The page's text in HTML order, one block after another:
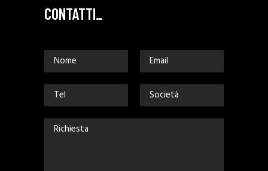
CONTATTI_